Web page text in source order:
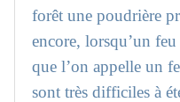
forêt une poudrière
encore, lorsqu’un
que l’on appelle un
sont très difficiles à